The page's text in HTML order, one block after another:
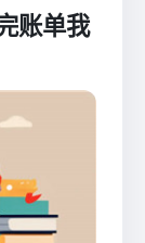
账单我